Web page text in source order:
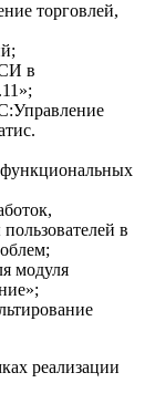
торговлей,
в
в
модуля
реализации